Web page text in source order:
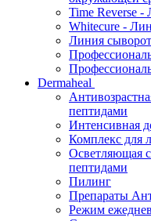
Time Reverse
Whitecure -
Линия
Dermaheal
пептидами
Интенсивная
Комплекс для
Осветляющая
пептидами
Пилинг
Препараты
Режим